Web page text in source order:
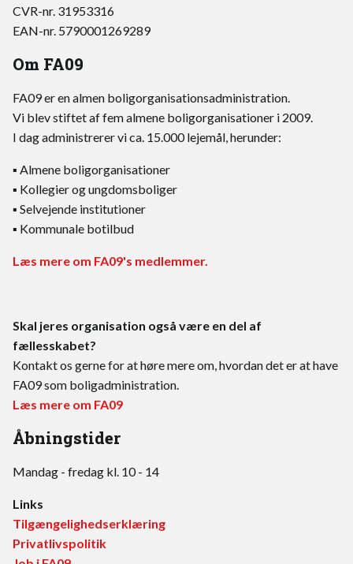
CVR-nr. 31953316
EAN-nr. 5790001269289
Om FA09
FA09 er en almen boligorganisationsadministration.
Vi blev stiftet af fem almene boligorganisationer i 2009.
I dag administrerer vi ca. 15.000 lejemål, herunder:
▪ Almene boligorganisationer
▪ Kollegier og ungdomsboliger
▪ Selvejende institutioner
▪ Kommunale botilbud
Læs mere om FA09's medlemmer.
Skal jeres organisation også være en del af
fællesskabet?
Kontakt os gerne for at høre mere om, hvordan det er at have
FA09 som boligadministration.
Læs mere om FA09
Åbningstider
Mandag - fredag kl. 10 - 14
Links
Tilgængelighedserklæring
Privatlivspolitik